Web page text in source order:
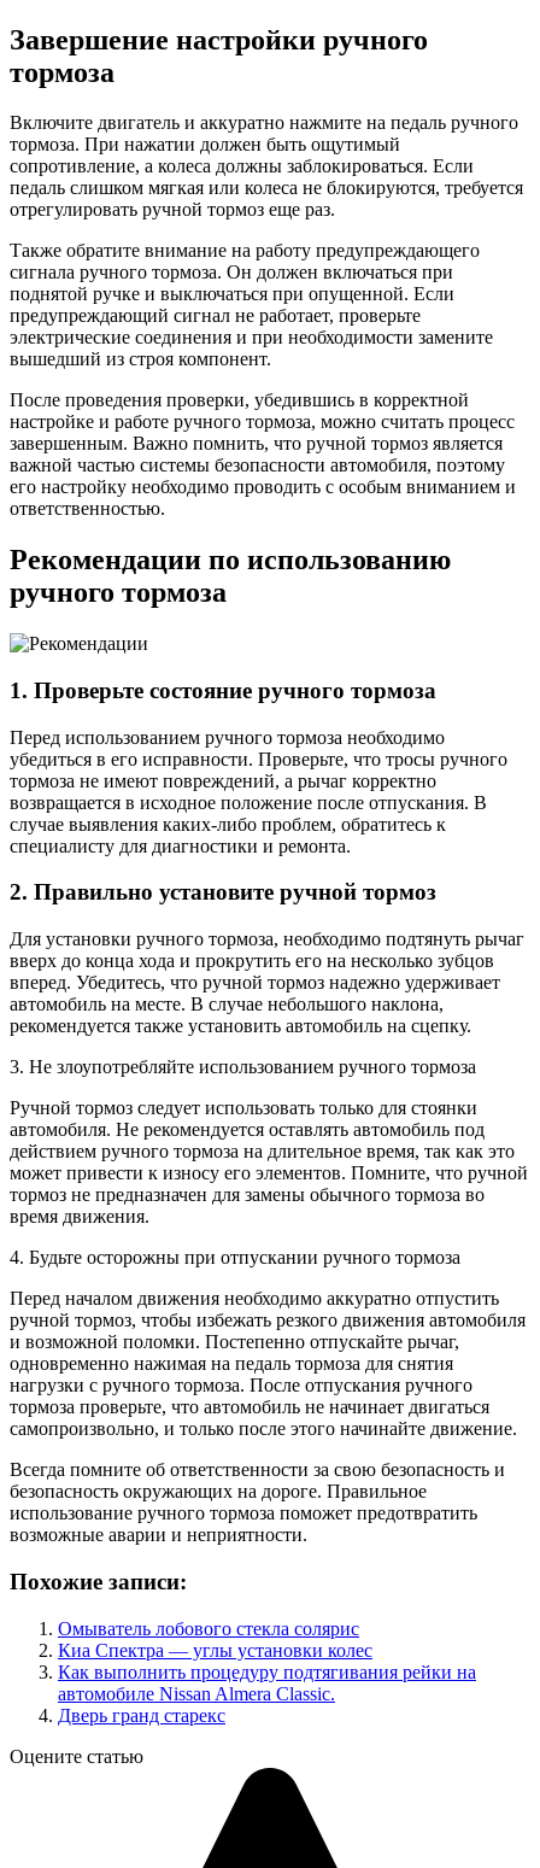
Завершение настройки ручного
тормоза
Включите двигатель и аккуратно нажмите на педаль ручного
тормоза. При нажатии должен быть ощутимый
сопротивление, а колеса должны заблокироваться. Если
педаль слишком мягкая или колеса не блокируются, требуется
отрегулировать ручной тормоз еще раз.
Также обратите внимание на работу предупреждающего
сигнала ручного тормоза. Он должен включаться при
поднятой ручке и выключаться при опущенной. Если
предупреждающий сигнал не работает, проверьте
электрические соединения и при необходимости замените
вышедший из строя компонент.
После проведения проверки, убедившись в корректной
настройке и работе ручного тормоза, можно считать процесс
завершенным. Важно помнить, что ручной тормоз является
важной частью системы безопасности автомобиля, поэтому
его настройку необходимо проводить с особым вниманием и
ответственностью.
Рекомендации по использованию
ручного тормоза
1. Проверьте состояние ручного тормоза
Перед использованием ручного тормоза необходимо
убедиться в его исправности. Проверьте, что тросы ручного
тормоза не имеют повреждений, а рычаг корректно
возвращается в исходное положение после отпускания. В
случае выявления каких-либо проблем, обратитесь к
специалисту для диагностики и ремонта.
2. Правильно установите ручной тормоз
Для установки ручного тормоза, необходимо подтянуть рычаг
вверх до конца хода и прокрутить его на несколько зубцов
вперед. Убедитесь, что ручной тормоз надежно удерживает
автомобиль на месте. В случае небольшого наклона,
рекомендуется также установить автомобиль на сцепку.
3. Не злоупотребляйте использованием ручного тормоза
Ручной тормоз следует использовать только для стоянки
автомобиля. Не рекомендуется оставлять автомобиль под
действием ручного тормоза на длительное время, так как это
может привести к износу его элементов. Помните, что ручной
тормоз не предназначен для замены обычного тормоза во
время движения.
4. Будьте осторожны при отпускании ручного тормоза
Перед началом движения необходимо аккуратно отпустить
ручной тормоз, чтобы избежать резкого движения автомобиля
и возможной поломки. Постепенно отпускайте рычаг,
одновременно нажимая на педаль тормоза для снятия
нагрузки с ручного тормоза. После отпускания ручного
тормоза проверьте, что автомобиль не начинает двигаться
самопроизвольно, и только после этого начинайте движение.
Всегда помните об ответственности за свою безопасность и
безопасность окружающих на дороге. Правильное
использование ручного тормоза поможет предотвратить
возможные аварии и неприятности.
Похожие записи:
Омыватель лобового стекла солярис
Киа Спектра — углы установки колес
Как выполнить процедуру подтягивания рейки на
автомобиле Nissan Almera Classic.
Дверь гранд старекс
Оцените статью